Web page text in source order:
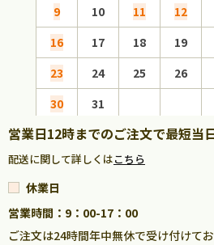
9
10 11 12
16
17 18 19
23
24 25 26
30
31
営業日12時までのご注文で最短当
配送に関して詳しくはこちら
休業日
営業時間：9：00-17：00
ご注文は24時間年中無休で受け付けて